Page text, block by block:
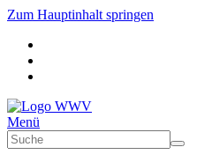
Zum Hauptinhalt springen
Menü